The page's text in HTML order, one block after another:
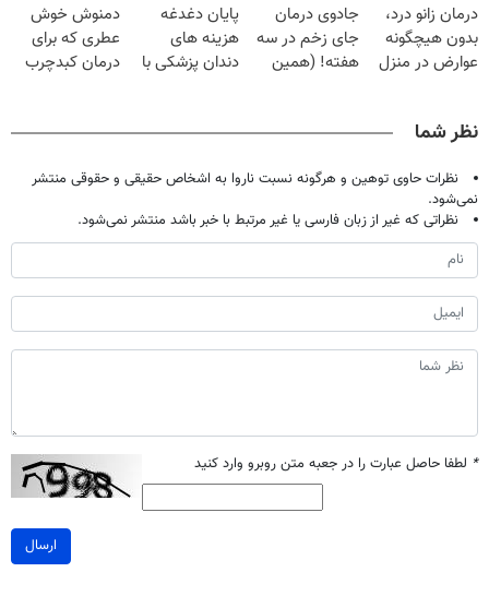
تحمل میکنی؟❗
۲۵ میلیون
تومان!!!
درمان زانو درد،
بدون هیچگونه
عوارض در منزل
جادوی درمان
جای زخم در سه
هفته! (همین
پایان دغدغه
هزینه های
دندان پزشکی با
دمنوش خوش
عطری که برای
درمان کبدچرب
نظر شما
نظرات حاوی توهین و هرگونه نسبت ناروا به اشخاص حقیقی و حقوقی منتشر
نمی‌شود.
نظراتی که غیر از زبان فارسی یا غیر مرتبط با خبر باشد منتشر نمی‌شود.
* لطفا حاصل عبارت را در جعبه متن روبرو وارد کنید
ارسال